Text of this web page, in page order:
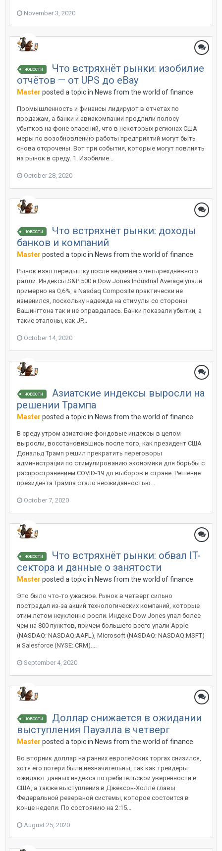
November 3, 2020
новости
Что встряхнёт рынки: изобилие
отчётов — от UPS до eBay
Master posted a topic in News from the world of finance
Промышленность и финансы лидируют в отчетах по
продажам, а банки и авиакомпании продлили полосу
убытков на фоне опасений, что в некоторых регионах США
меры по возобновлению работы предприятий могут быть
снова отсрочены. Вот три события, которые могут повлиять
на рынок в среду. 1. Изобилие...
October 28, 2020
новости
Что встряхнёт рынки: доходы
банков и компаний
Master posted a topic in News from the world of finance
Рынок взял передышку после недавнего четырехдневного
ралли. Индексы S&P 500 и Dow Jones Industrial Average упали
примерно на 0,6%, а Nasdaq Composite практически не
изменился, поскольку надежда на стимулы со стороны
Вашингтона так и не оправдалась. Банки показали убытки, а
такие эталоны, как JP...
October 14, 2020
новости
Азиатские индексы выросли на
решении Трампа
Master posted a topic in News from the world of finance
В среду утром азиатские фондовые индексы в целом
выросли, восстановившись после того, как президент США
Дональд Трамп решил прекратить переговоры
администрации по стимулированию экономики для борьбы с
распространением COVID-19 до выборов в стране. Решение
президента Трампа стало неожиданностью...
October 7, 2020
новости
Что встряхнёт рынки: обвал IT-
сектора и данные о занятости
Master posted a topic in News from the world of finance
Это было что-то ужасное. Рынок в четверг сильно
пострадал из-за акций технологических компаний, которые
этим летом неуклонно росли. Индекс Dow Jones упал более
чем на 800 пунктов, причем большего всего упали Apple
(NASDAQ: NASDAQ:AAPL), Microsoft (NASDAQ: NASDAQ:MSFT)
и Salesforce (NYSE: CRM)....
September 4, 2020
новости
Доллар снижается в ожидании
выступления Пауэлла в четверг
Master posted a topic in News from the world of finance
Во вторник доллар на ранних европейских торгах снизился,
хотя его потери были незначительны, так как трейдеры
ожидают данных индекса потребительской уверенности в
США, а также выступления в Джексон-Холле главы
Федеральной резервной системы, которое состоится в
конце недели. По состоянию на 2:15...
August 25, 2020